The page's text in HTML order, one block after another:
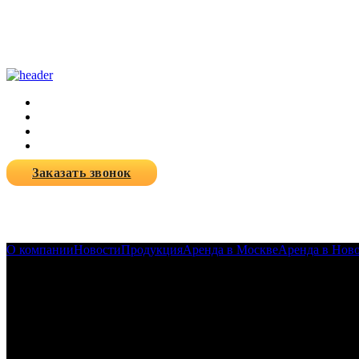
Заказать звонок
О компанииНовостиПродукцияАренда в МосквеАренда в